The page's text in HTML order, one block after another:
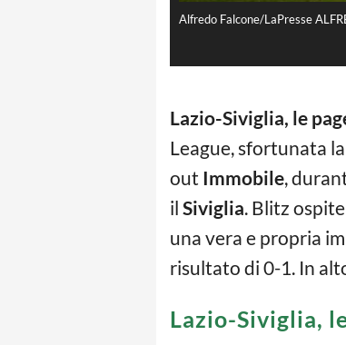
Alfredo Falcone/LaPresse
Lazio-Siviglia, le
League, sfortunata
out Immobile,
il Siviglia. Blitz
una vera e propria
risultato di 0-1. In
Lazio-Siviglia,